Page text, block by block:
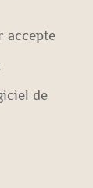
accepte
de